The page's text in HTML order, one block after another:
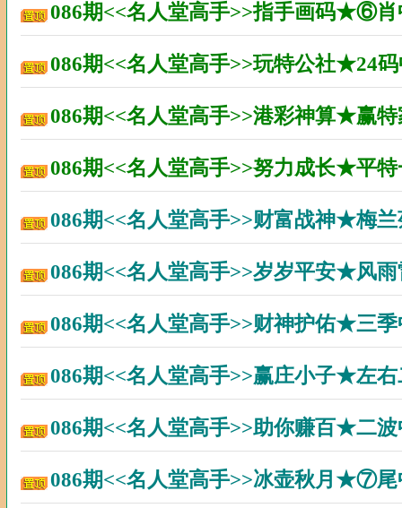
086期<<名人堂高手>>指手画码★⑥
086期<<名人堂高手>>玩特公社★24
086期<<名人堂高手>>港彩神算★赢
086期<<名人堂高手>>努力成长★平
086期<<名人堂高手>>财富战神★梅
086期<<名人堂高手>>岁岁平安★风
086期<<名人堂高手>>财神护佑★三
086期<<名人堂高手>>赢庄小子★左
086期<<名人堂高手>>助你赚百★二
086期<<名人堂高手>>冰壶秋月★⑦